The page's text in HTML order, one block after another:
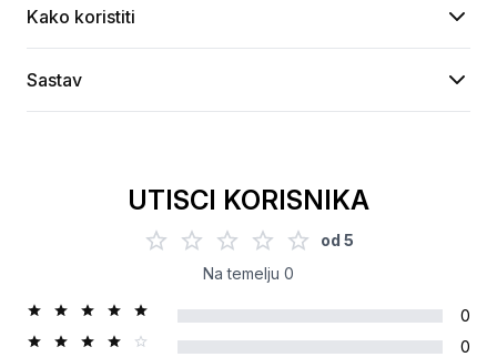
Kako koristiti
Sastav
UTISCI KORISNIKA
od 5
Na temelju 0
0
0